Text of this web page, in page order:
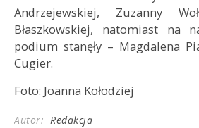
Andrzejewskiej, Zuzanny
Błaszkowskiej, natomiast na
podium stanęły – Magdalena
Cugier.
Foto: Joanna Kołodziej
Autor: Redakcja